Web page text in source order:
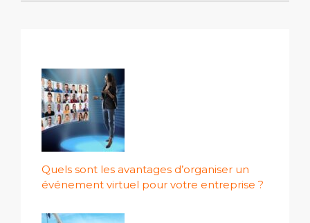
Quels sont les avantages d’organiser un
événement virtuel pour votre entreprise ?